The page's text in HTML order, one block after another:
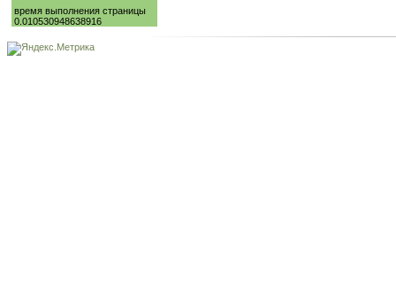
время выполнения страницы
0.010530948638916